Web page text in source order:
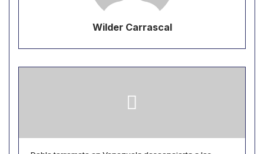
Wilder Carrascal